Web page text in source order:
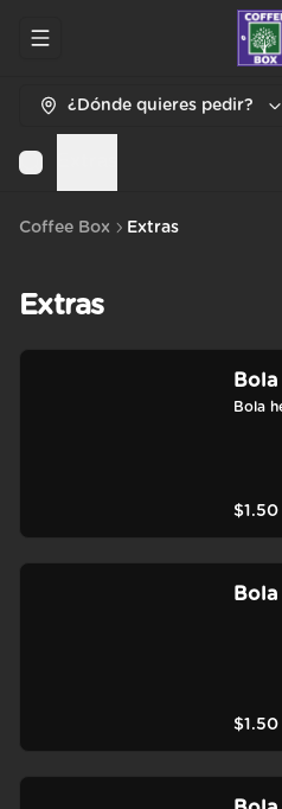
Abrir menu de navegación
¿Dónde quieres pedir?
Coffee Box Extras
Extras
Bola
$1.50
$1.50